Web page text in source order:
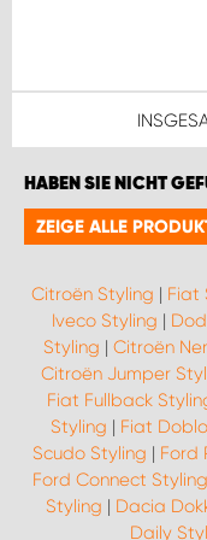
HABEN SIE NICHT
ZEIGE ALLE
Citroën Styling | Fiat
Iveco Styling |
Styling | Citroën
Citroën Jumper
Fiat Fullback
Styling | Fiat
Scudo Styling | Ford
Ford Connect Styling
Styling | Dacia
Daily